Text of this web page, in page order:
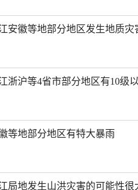
安徽等地部分地区发生地质灾
浙沪等4省市部分地区有10级
等地部分地区有特大暴雨
局地发生山洪灾害的可能性很